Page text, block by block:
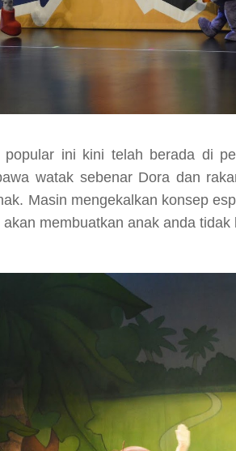
ini kini telah berada di
watak sebenar Dora dan
Masin mengekalkan konsep
membuatkan anak anda